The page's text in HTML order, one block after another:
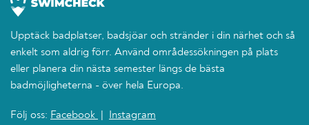
Upptäck badplatser, badsjöar och stränder i din närhet och så
enkelt som aldrig förr. Använd områdessökningen på plats
eller planera din nästa semester längs de bästa
badmöjligheterna - över hela Europa.
Följ oss: Facebook Instagram